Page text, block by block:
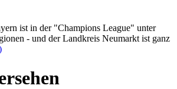
ist in der "Champions League" unter
- und der Landkreis Neumarkt ist ganz